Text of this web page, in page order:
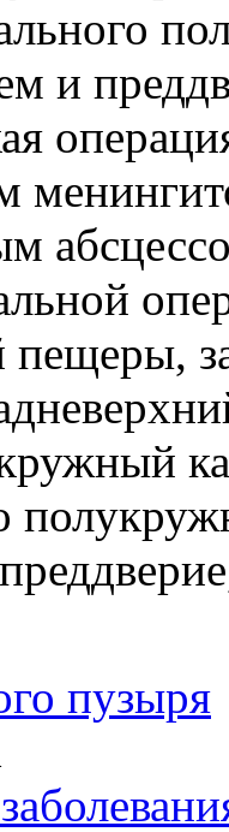
и
пещеры,
пузыря